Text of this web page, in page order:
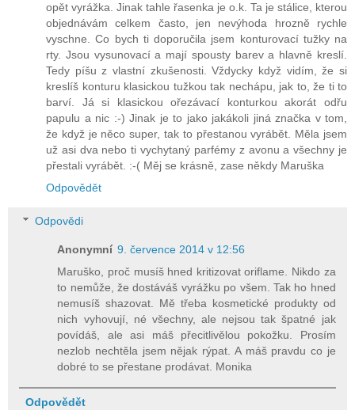
opět vyrážka. Jinak tahle řasenka je o.k. Ta je stálice, kterou
objednávám celkem často, jen nevýhoda hrozně rychle
vyschne. Co bych ti doporučila jsem konturovací tužky na
rty. Jsou vysunovací a mají spousty barev a hlavně kreslí.
Tedy píšu z vlastní zkušenosti. Vždycky když vidím, že si
kreslíš konturu klasickou tužkou tak nechápu, jak to, že ti to
barví. Já si klasickou ořezávací konturkou akorát odřu
papulu a nic :-) Jinak je to jako jakákoli jiná značka v tom,
že když je něco super, tak to přestanou vyrábět. Měla jsem
už asi dva nebo ti vychytaný parfémy z avonu a všechny je
přestali vyrábět. :-( Měj se krásně, zase někdy Maruška
Odpovědět
Odpovědi
Anonymní 9. července 2014 v 12:56
Maruško, proč musíš hned kritizovat oriflame. Nikdo za
to nemůže, že dostáváš vyrážku po všem. Tak ho hned
nemusíš shazovat. Mě třeba kosmetické produkty od
nich vyhovují, né všechny, ale nejsou tak špatné jak
povídáš, ale asi máš přecitlivělou pokožku. Prosím
nezlob nechtěla jsem nějak rýpat. A máš pravdu co je
dobré to se přestane prodávat. Monika
Odpovědět